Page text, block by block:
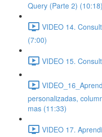
Query (Parte 2) (10:18)
VIDEO 14.
(7:00)
VIDEO 15.
personalizadas,
mas (11:33)
VIDEO 17.